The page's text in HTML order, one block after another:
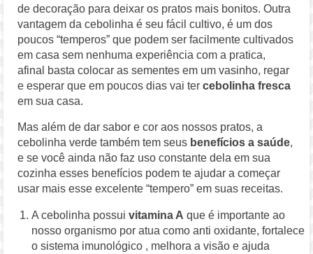
de decoração para deixar os pratos mais bonitos. Outra
vantagem da cebolinha é seu fácil cultivo, é um dos
poucos “temperos” que podem ser facilmente cultivados
em casa sem nenhuma experiência com a pratica,
afinal basta colocar as sementes em um vasinho, regar
e esperar que em poucos dias vai ter cebolinha fresca
em sua casa.
Mas além de dar sabor e cor aos nossos pratos, a
cebolinha verde também tem seus benefícios a saúde,
e se você ainda não faz uso constante dela em sua
cozinha esses benefícios podem te ajudar a começar
usar mais esse excelente “tempero” em suas receitas.
A cebolinha possuivitamina A que é importante ao
nosso organismo por atua como anti oxidante, fortalece
o sistema imunológico , melhora a visão e ajuda